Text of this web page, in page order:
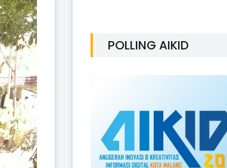
POLLING AIKID